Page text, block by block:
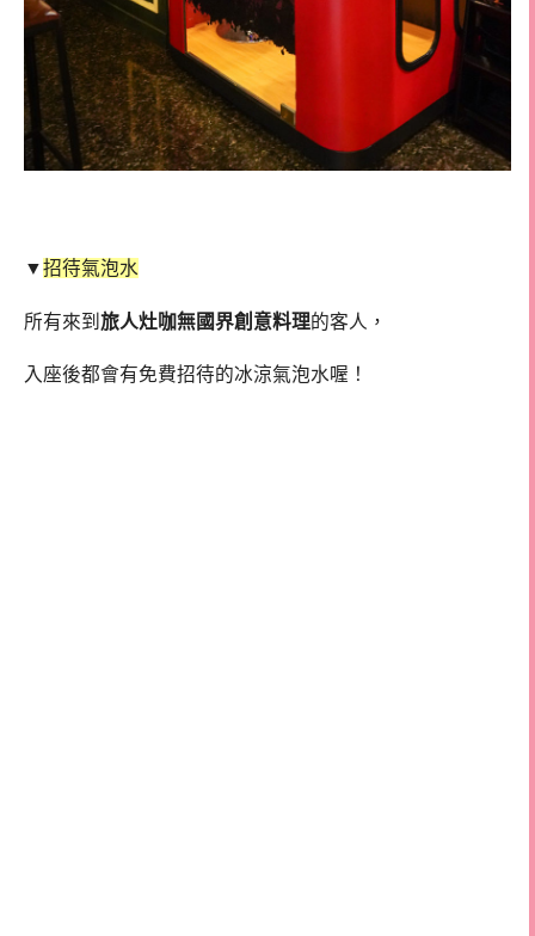
▼招待氣泡水
所有來到 旅人灶咖無國界創意料理的客人，
入座後都會有免費招待的冰涼氣泡水喔！